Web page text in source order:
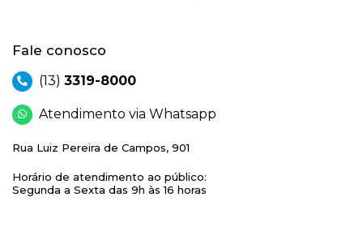
Fale conosco
(13) 3319-8000
Atendimento via Whatsapp
Rua Luiz Pereira de Campos, 901
Horário de atendimento ao público:
Segunda a Sexta das 9h às 16 horas